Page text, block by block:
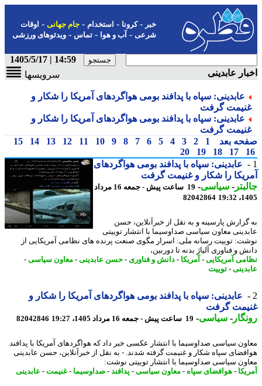
-کرونا-استخدام- جام جهانی-اوقات
شرعی-آب و هوا-تماس-ویدئوهای ورزشی
14:59 | 1405/5/17
عابدینی
سرویسها
عابدینی: سپاه با پدافند بومی هواگردهای آمریکا را شکار و
گرفت
عابدینی: سپاه با پدافند بومی هواگردهای آمریکا را شکار و
گرفت
بعد
1
2
3
4
5
6
7
8
9
10
11
12
13
14
15
17
18
19
20
عابدینی: سپاه با پدافند بومی هواگردهای
را شکار و غنیمت گرفت
-سیاسی-
19 ساعت پیش - جمعه 16 مرداد
82042864
پارسینه و به نقل از خبرآنلاین، حسن
معاون سیاسی صداوسیما با انتشار توییتی
توییت رسانه ملی: اسرار مگوی صنعت پرنده های نظامی آمریکایی از
و فناوری آلیاژ بدنه تا دوربین،
آمریکایی-آمریکا- دانش و فناوری- حسن عابدینی-معاون سیاسی-
-توییت
عابدینی: سپاه با پدافند بومی هواگردهای آمریکا را شکار و
گرفت
-سیاسی-19 ساعت پیش - جمعه 16 مرداد 1405، 19:27 82042846
سیاسی صداوسیما با انتشار عکسی خبر داد که هواگردهای آمریکا با پدافند
سپاه شکار و غنیمت گرفته شدند. - به نقل از خبرآنلاین، حسن عابدینی
سیاسی صداوسیما با انتشار توییتی نوشت:
- هوافضای سپاه-معاون سیاسی-پدافند-صداوسیما-غنیمت-عابدینی